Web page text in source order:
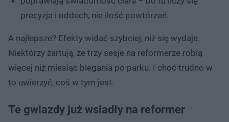
precyzja i oddech, nie ilość powtórzeń.
A najlepsze? Efekty widać szybciej, niż się wydaje.
Niektórzy żartują, że trzy sesje na reformerze robią
więcej niż miesiąc biegania po parku. I choć trudno w
to uwierzyć, coś w tym jest.
Te gwiazdy już wsiadły na reformer